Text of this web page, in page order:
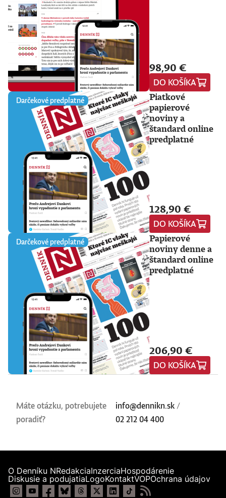
98,90 €
DO KOŠÍKA
Darčekové predplatné
Piatkové
papierové
noviny a
štandard online
predplatné
128,90 €
DO KOŠÍKA
Darčekové predplatné
Papierové
noviny denne a
štandard online
predplatné
206,90 €
DO KOŠÍKA
Máte otázku, potrebujete
poradiť?
info@dennikn.sk /
02 212 04 400
O Denníku NRedakciaInzerciaHospodárenie
Diskusie a podujatiaLogoKontaktVOPOchrana údajov